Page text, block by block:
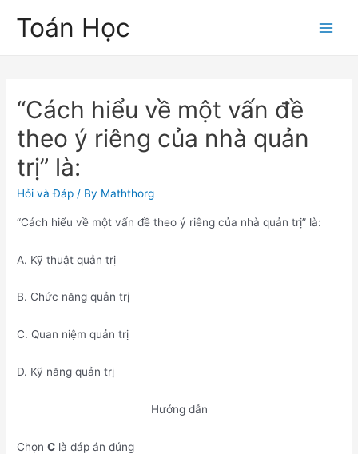
Toán Học
“Cách hiểu về một vấn đề
theo ý riêng của nhà quản
trị” là:
Hỏi và Đáp / By Maththorg
“Cách hiểu về một vấn đề theo ý riêng của nhà quản trị” là:
A. Kỹ thuật quản trị
B. Chức năng quản trị
C. Quan niệm quản trị
D. Kỹ năng quản trị
Hướng dẫn
ChọnC là đáp án đúng